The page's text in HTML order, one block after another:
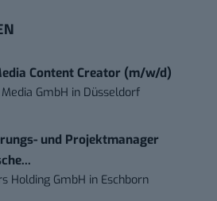
Content Creator (m/w/d)
GmbH in Düsseldorf
und Projektmanager
Holding GmbH in Eschborn